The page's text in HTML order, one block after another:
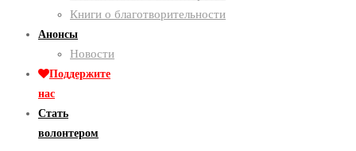
Книги о благотворительности
Анонсы
Новости
Поддержите
нас
Стать
волонтером